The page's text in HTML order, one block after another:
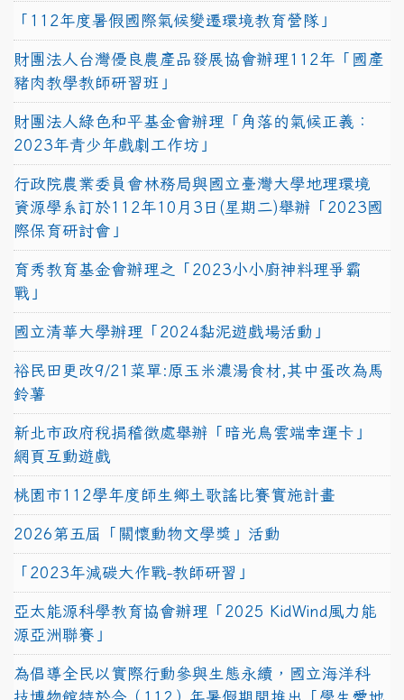
「112年度暑假國際氣候變遷環境教育營隊」
財團法人台灣優良農產品發展協會辦理112年「國產
豬肉教學教師研習班」
財團法人綠色和平基金會辦理「角落的氣候正義：
2023年青少年戲劇工作坊」
行政院農業委員會林務局與國立臺灣大學地理環境
資源學系訂於112年10月3日(星期二)舉辦「2023國
際保育研討會」
育秀教育基金會辦理之「2023小小廚神料理爭霸
戰」
國立清華大學辦理「2024黏泥遊戲場活動」
裕民田更改9/21菜單:原玉米濃湯食材,其中蛋改為馬
鈴薯
新北市政府稅捐稽徵處舉辦「暗光鳥雲端幸運卡」
網頁互動遊戲
桃園市112學年度師生鄉土歌謠比賽實施計畫
2026第五屆「關懷動物文學獎」活動
「2023年減碳大作戰-教師研習」
亞太能源科學教育協會辦理「2025 KidWind風力能
源亞洲聯賽」
為倡導全民以實際行動參與生態永續，國立海洋科
技博物館特於今（112）年暑假期間推出「學生愛地